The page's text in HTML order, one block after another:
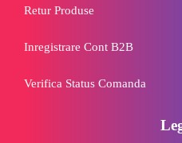
Retur Produse
Inregistrare Cont B2B
Verifica Status Comanda